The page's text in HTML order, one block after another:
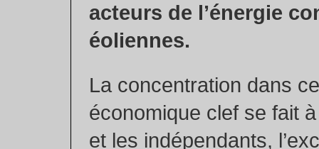
acteurs de l’énergie
éoliennes.
La concentration dans
économique clef se fait
et les indépendants,